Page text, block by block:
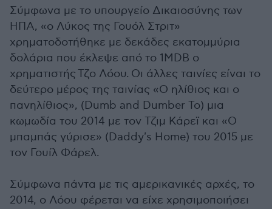
Σύμφωνα με το υπουργείο Δικαιοσύνης των
ΗΠΑ, «ο Λύκος της Γουόλ Στριτ»
χρηματοδοτήθηκε με δεκάδες εκατομμύρια
δολάρια που έκλεψε από το 1MDB ο
χρηματιστής Τζο Λόου. Οι άλλες ταινίες είναι το
δεύτερο μέρος της ταινίας «O ηλίθιος και ο
πανηλίθιος», (Dumb and Dumber To) μια
κωμωδία του 2014 με τον Τζιμ Κάρεϊ και «Ο
μπαμπάς γύρισε» (Daddy's Home) του 2015 με
τον Γουίλ Φάρελ.
Σύμφωνα πάντα με τις αμερικανικές αρχές, το
2014, ο Λόου φέρεται να είχε χρησιμοποιήσει